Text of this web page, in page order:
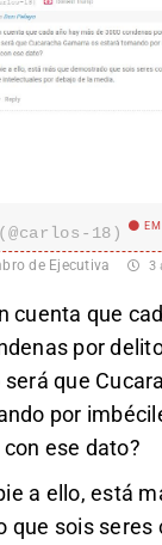
(@carlos-18)
de Ejecutiva 3
cuenta que
por
será que
por
ese dato?
a ello, está
que sois seres